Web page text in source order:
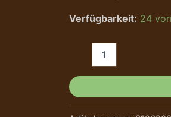
Verfügbarkeit: 24